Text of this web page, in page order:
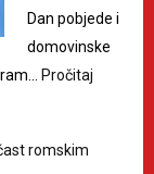
Dan pobjede i
domovinske
Pročitaj
romskim